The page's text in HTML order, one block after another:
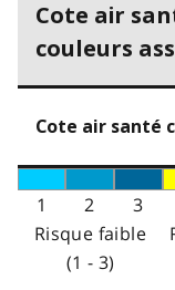
Cote air
couleurs
Cote air santé
1 2 3
Risque faible
(1 - 3)